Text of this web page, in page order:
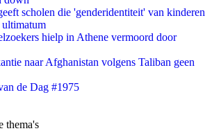
scholen die 'genderidentiteit' van kinderen
ultimatum
hielp in Athene vermoord door
naar Afghanistan volgens Taliban geen
de Dag #1975
thema's